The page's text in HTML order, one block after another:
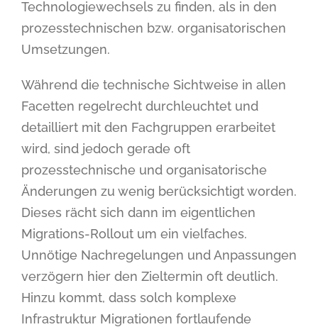
Technologiewechsels zu finden, als in den
prozesstechnischen bzw. organisatorischen
Umsetzungen.
Während die technische Sichtweise in allen
Facetten regelrecht durchleuchtet und
detailliert mit den Fachgruppen erarbeitet
wird, sind jedoch gerade oft
prozesstechnische und organisatorische
Änderungen zu wenig berücksichtigt worden.
Dieses rächt sich dann im eigentlichen
Migrations-Rollout um ein vielfaches.
Unnötige Nachregelungen und Anpassungen
verzögern hier den Zieltermin oft deutlich.
Hinzu kommt, dass solch komplexe
Infrastruktur Migrationen fortlaufende